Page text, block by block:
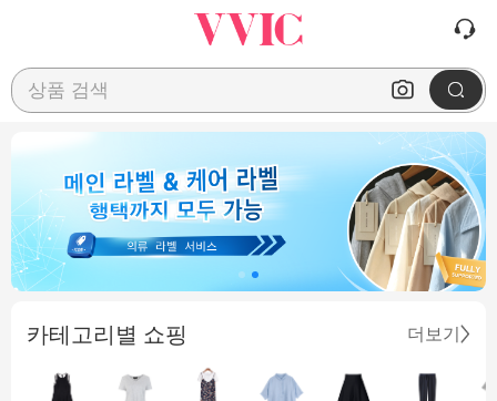
상품 검색
카테고리별 쇼핑 더보기